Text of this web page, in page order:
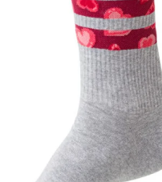
Sportowe
Antypoślizgowe
Ciepłe
RAJSTOPY
Ciepłe